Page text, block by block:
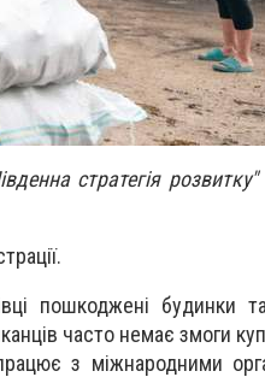
стратегія
пошкоджені будинки
часто немає змоги
з міжнародними